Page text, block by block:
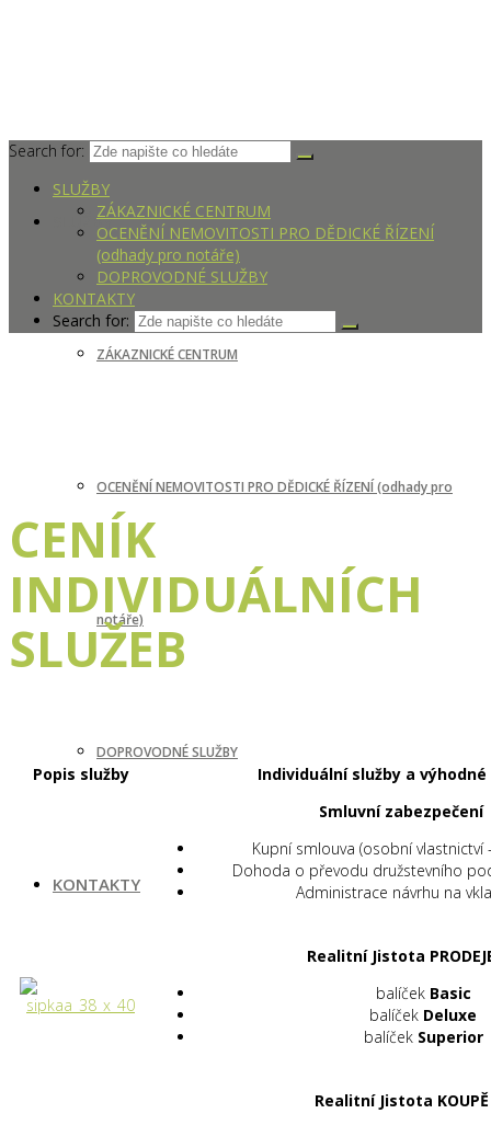
SLUŽBY
ZÁKAZNICKÉ CENTRUM
OCENĚNÍ NEMOVITOSTI PRO DĚDICKÉ ŘÍZENÍ (odhady pro
notáře)
DOPROVODNÉ SLUŽBY
KONTAKTY
Search for:
SLUŽBY
ZÁKAZNICKÉ CENTRUM
OCENĚNÍ NEMOVITOSTI PRO DĚDICKÉ ŘÍZENÍ
(odhady pro notáře)
DOPROVODNÉ SLUŽBY
KONTAKTY
Search for:
CENÍK
INDIVIDUÁLNÍCH
SLUŽEB
Popis služby
Individuální služby a
Smluvní zabezpečení
Kupní smlouva (osobní vlastnictví
Dohoda o převodu družstevního
Administrace návrhu na
Realitní Jistota
balíček Basic
balíček Deluxe
balíček Superior
Realitní Jistota KOUPĚ